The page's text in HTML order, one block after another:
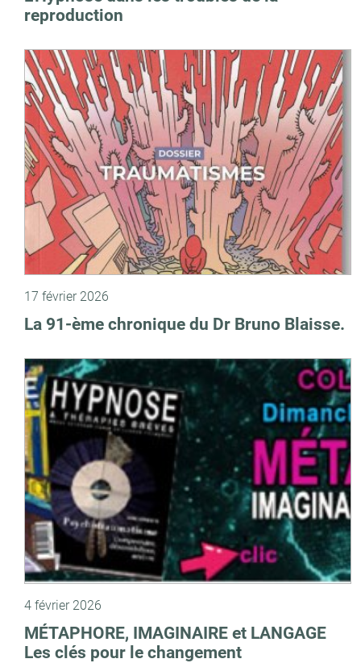
reproduction
17 février 2026
La 91-ème chronique du Dr Bruno Blaisse.
4 février 2026
MÉTAPHORE, IMAGINAIRE et LANGAGE
Les clés pour le changement